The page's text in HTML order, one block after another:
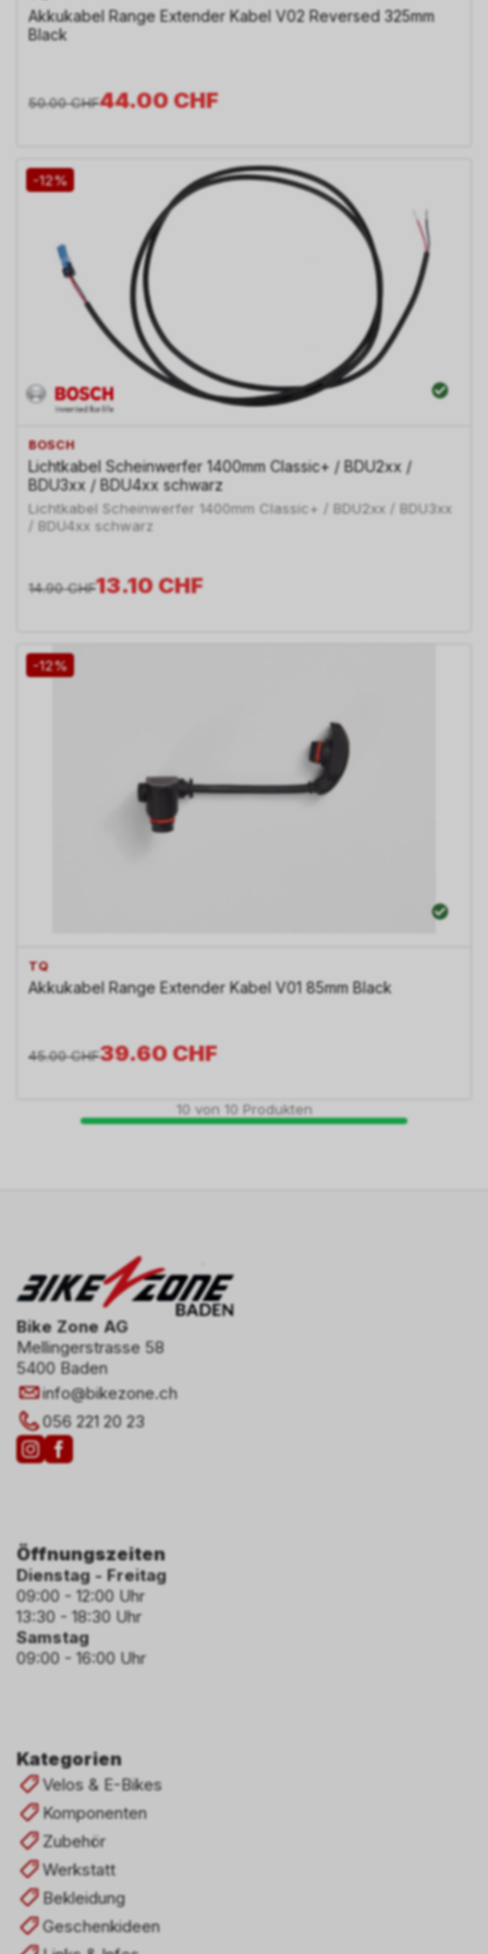
Akkukabel Range Extender Kabel V02 Reversed 325mm
Black
44.00CHF
50.00 CHF
-12%
BOSCH
Lichtkabel Scheinwerfer 1400mm Classic+ / BDU2xx /
BDU3xx / BDU4xx schwarz
Lichtkabel Scheinwerfer 1400mm Classic+ / BDU2xx / BDU3xx
/ BDU4xx schwarz
13.10CHF
14.90 CHF
-12%
TQ
Akkukabel Range Extender Kabel V01 85mm Black
39.60CHF
45.00 CHF
10von 10Produkten
Bike Zone AG
Mellingerstrasse 58
5400 Baden
info@bikezone.ch
056 221 20 23
Kategorien
Velos & E-Bikes
Komponenten
Zubehör
Werkstatt
Bekleidung
Geschenkideen
Öffnungszeiten
Dienstag - Freitag
09:00 - 12:00 Uhr
13:30 - 18:30 Uhr
Samstag
09:00 - 16:00 Uhr